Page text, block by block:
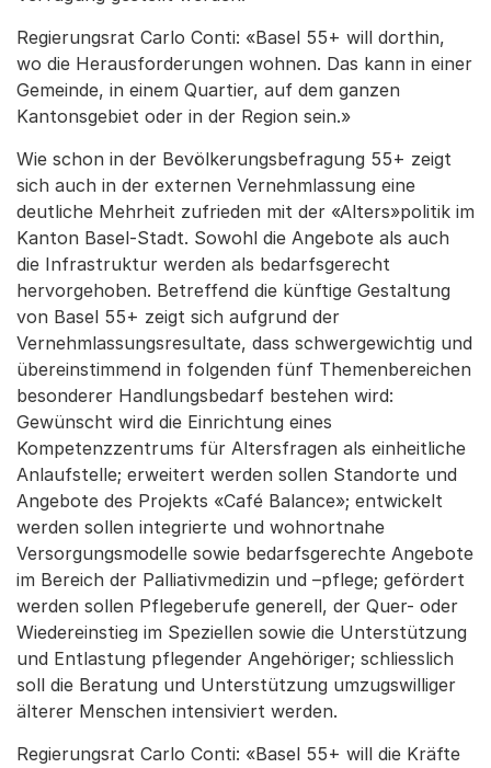
Regierungsrat Carlo Conti: «Basel 55+ will dorthin,
wo die Herausforderungen wohnen. Das kann in einer
Gemeinde, in einem Quartier, auf dem ganzen
Kantonsgebiet oder in der Region sein.»
Wie schon in der Bevölkerungsbefragung 55+ zeigt
sich auch in der externen Vernehmlassung eine
deutliche Mehrheit zufrieden mit der «Alters»politik im
Kanton Basel-Stadt. Sowohl die Angebote als auch
die Infrastruktur werden als bedarfsgerecht
hervorgehoben. Betreffend die künftige Gestaltung
von Basel 55+ zeigt sich aufgrund der
Vernehmlassungsresultate, dass schwergewichtig und
übereinstimmend in folgenden fünf Themenbereichen
besonderer Handlungsbedarf bestehen wird:
Gewünscht wird die Einrichtung eines
Kompetenzzentrums für Altersfragen als einheitliche
Anlaufstelle; erweitert werden sollen Standorte und
Angebote des Projekts «Café Balance»; entwickelt
werden sollen integrierte und wohnortnahe
Versorgungsmodelle sowie bedarfsgerechte Angebote
im Bereich der Palliativmedizin und –pflege; gefördert
werden sollen Pflegeberufe generell, der Quer- oder
Wiedereinstieg im Speziellen sowie die Unterstützung
und Entlastung pflegender Angehöriger; schliesslich
soll die Beratung und Unterstützung umzugswilliger
älterer Menschen intensiviert werden.
Regierungsrat Carlo Conti: «Basel 55+ will die Kräfte